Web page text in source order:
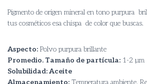
Pigmento de origen mineral en tono purpura
tus cosméticos esa chispa de color que buscas.
Aspecto: Polvo purpura brillante
Promedio. Tamaño de partícula: 1-2 µm
Solubilidad: Aceite
Almacenamiento: Temperatura ambiente.